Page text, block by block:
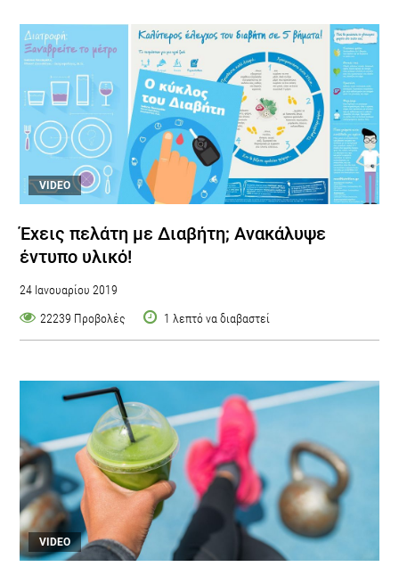
VIDEO
Έχεις πελάτη με Διαβήτη; Ανακάλυψε
έντυπο υλικό!
24 Ιανουαρίου 2019
22239 Προβολές
1 λεπτό να διαβαστεί
VIDEO